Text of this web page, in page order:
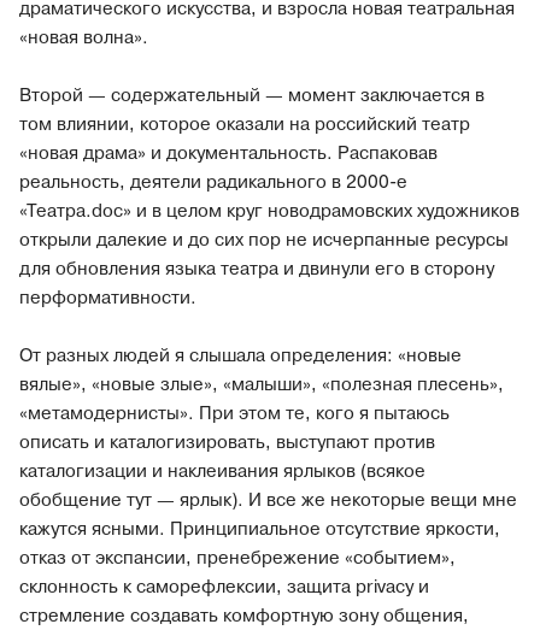
драматического искусства, и взросла новая театральная
«новая волна».
Второй — содержательный — момент заключается в
том влиянии, которое оказали на российский театр
«новая драма» и документальность. Распаковав
реальность, деятели радикального в 2000-е
«Театра.doc» и в целом круг новодрамовских художников
открыли далекие и до сих пор не исчерпанные ресурсы
для обновления языка театра и двинули его в сторону
перформативности.
От разных людей я слышала определения: «новые
вялые», «новые злые», «малыши», «полезная плесень»,
«метамодернисты». При этом те, кого я пытаюсь
описать и каталогизировать, выступают против
каталогизации и наклеивания ярлыков (всякое
обобщение тут — ярлык). И все же некоторые вещи мне
кажутся ясными. Принципиальное отсутствие яркости,
отказ от экспансии, пренебрежение «событием»,
склонность к саморефлексии, защита privacy и
стремление создавать комфортную зону общения,